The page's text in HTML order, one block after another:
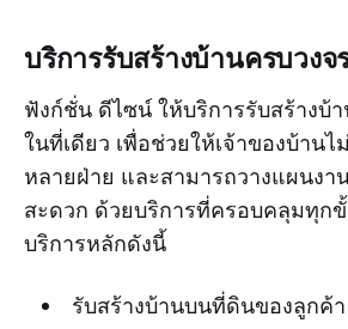
บริการรับสร้างบ้านครบวงจ
ฟังก์ชั่น ดีไซน์ ให้บริการรับสร้างบ้
ในที่เดียว เพื่อช่วยให้เจ้าของบ้าน
หลายฝ่าย และสามารถวางแผนงา
สะดวก ด้วยบริการที่ครอบคลุมทุก
บริการหลักดังนี้
รับสร้างบ้านบนที่ดินของลูกค้า